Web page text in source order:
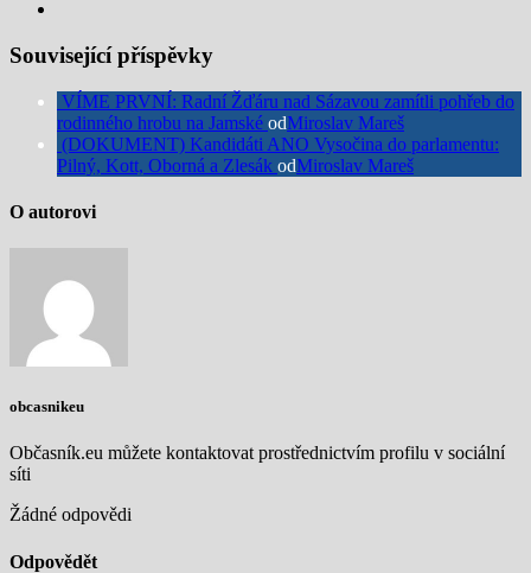
Související příspěvky
VÍME PRVNÍ: Radní Žďáru nad Sázavou zamítli pohřeb do
rodinného hrobu na Jamské odMiroslav Mareš
(DOKUMENT) Kandidáti ANO Vysočina do parlamentu:
Pilný, Kott, Oborná a Zlesák odMiroslav Mareš
O autorovi
obcasnikeu
Občasník.eu můžete kontaktovat prostřednictvím profilu v sociální
síti
Žádné odpovědi
Odpovědět